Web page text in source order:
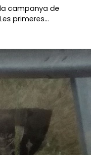
campanya de
primeres…